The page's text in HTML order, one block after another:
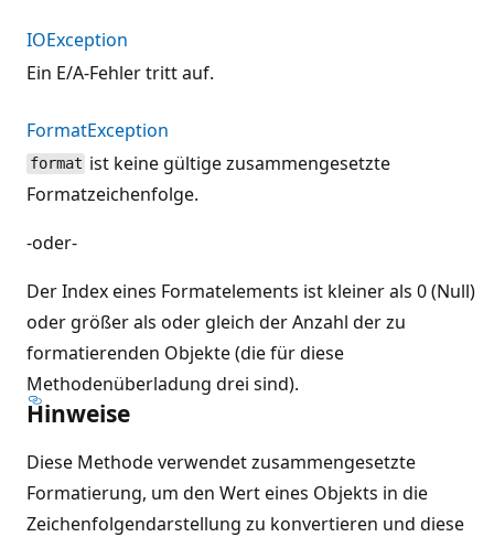
IOException
Ein E/A-Fehler tritt auf.
FormatException
format ist keine gültige zusammengesetzte
Formatzeichenfolge.
-oder-
Der Index eines Formatelements ist kleiner als 0 (Null)
oder größer als oder gleich der Anzahl der zu
formatierenden Objekte (die für diese
Methodenüberladung drei sind).
Hinweise
Diese Methode verwendet zusammengesetzte
Formatierung, um den Wert eines Objekts in die
Zeichenfolgendarstellung zu konvertieren und diese